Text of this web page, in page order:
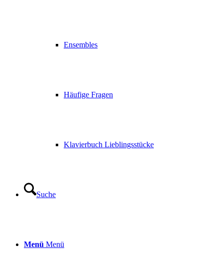
Ensembles
Häufige Fragen
Klavierbuch Lieblingsstücke
Suche
Menü Menü